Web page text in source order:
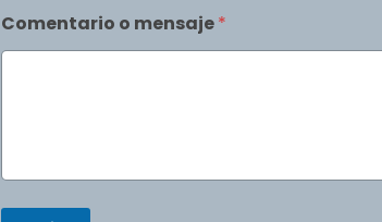
Comentario o mensaje*